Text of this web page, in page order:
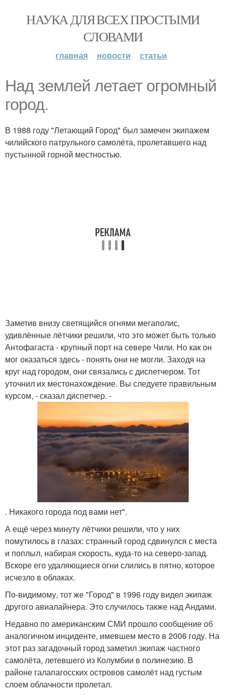
НАУКА ДЛЯ ВСЕХ ПРОСТЫМИ
СЛОВАМИ
главная новости статьи
Над землей летает огромный
город.
В 1988 году "Летающий Город" был замечен экипажем
чилийского патрульного самолёта, пролетавшего над
пустынной горной местностью.
Заметив внизу светящийся огнями мегаполис,
удивлённые лётчики решили, что это может быть только
Антофагаста - крупный порт на севере Чили. Но как он
мог оказаться здесь - понять они не могли. Заходя на
круг над городом, они связались с диспетчером. Тот
уточнил их местонахождение. Вы следуете правильным
курсом, - сказал диспетчер. -
. Никакого города под вами нет".
А ещё через минуту лётчики решили, что у них
помутилось в глазах: странный город сдвинулся с места
и поплыл, набирая скорость, куда-то на северо-запад.
Вскоре его удаляющиеся огни слились в пятно, которое
исчезло в облаках.
По-видимому, тот же "Город" в 1996 году видел экипаж
другого авиалайнера. Это случилось также над Андами.
Недавно по американским СМИ прошло сообщение об
аналогичном инциденте, имевшем место в 2006 году. На
этот раз загадочный город заметил экипаж частного
самолёта, летевшего из Колумбии в полинезию. В
районе галапагосских островов самолёт над густым
слоем облачности пролетал.